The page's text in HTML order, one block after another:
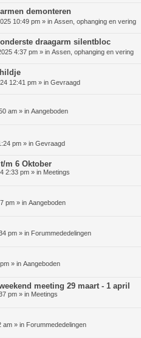
demonteren
10:49 pm » in Assen, ophanging en vering
draagarm silentbloc
4:37 pm » in Assen, ophanging en vering
12:41 pm » in Gevraagd
am » in Aangeboden
pm » in Gevraagd
m 6 Oktober
2:33 pm » in Meetings
pm » in Aangeboden
pm » in Forummededelingen
» in Aangeboden
meeting 29 maart - 1 april
pm » in Meetings
am » in Forummededelingen